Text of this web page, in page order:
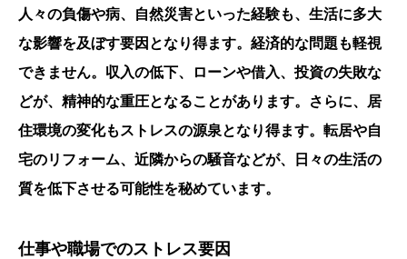
人々の負傷や病、自然災害といった経験も、生活に多大
な影響を及ぼす要因となり得ます。経済的な問題も軽視
できません。収入の低下、ローンや借入、投資の失敗な
どが、精神的な重圧となることがあります。さらに、居
住環境の変化もストレスの源泉となり得ます。転居や自
宅のリフォーム、近隣からの騒音などが、日々の生活の
質を低下させる可能性を秘めています。
仕事や職場でのストレス要因